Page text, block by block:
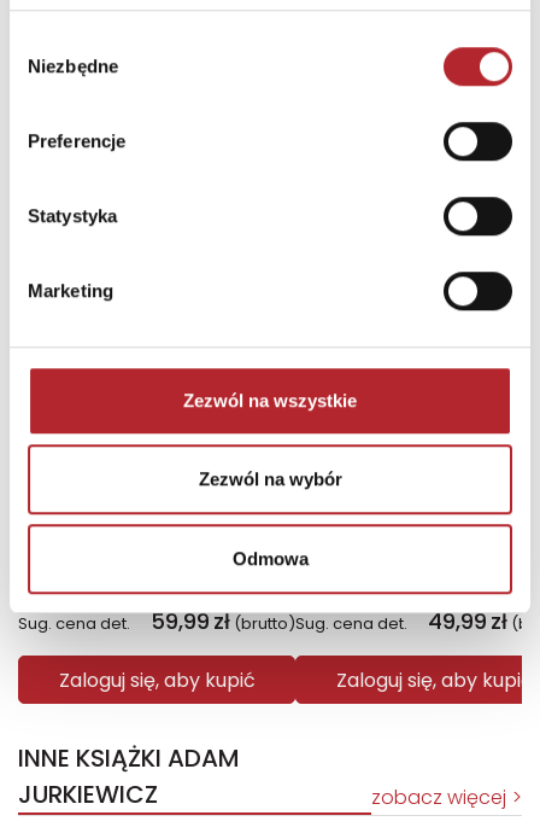
zgody
Niezbędne
Preferencje
Statystyka
Marketing
Zezwól na wszystkie
Zezwól na wybór
Odmowa
Fiolet. Kolory zła. Tom 7
Małgorzata Oliwia Sobczak
Sug. cena det. 59,99zł (brutto)
Zaloguj się, aby kupić
Sławek Gortych
Sug. cena det. 49,99zł
Zaloguj się, aby kupić
INNE KSIĄŻKI ADAM
JURKIEWICZ
zobacz więcej